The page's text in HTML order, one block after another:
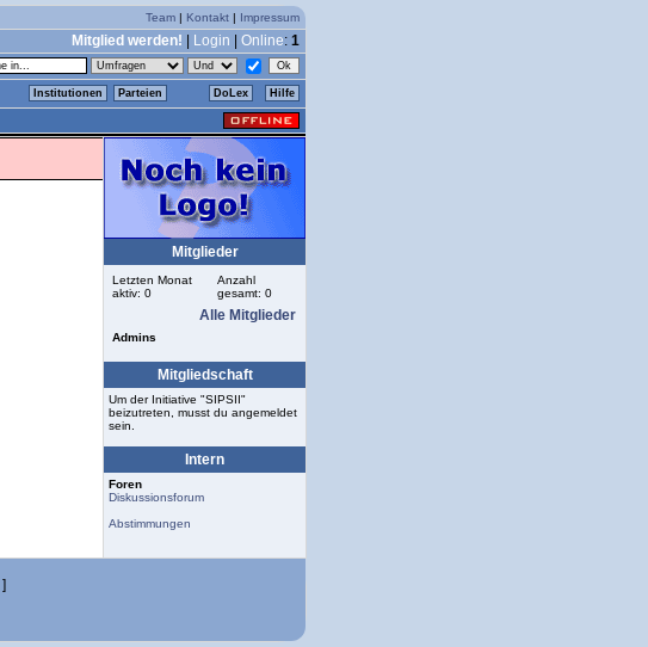
Team | Kontakt | Impressum
Mitglied werden! Login Online: 1
Institutionen Parteien DoLex Hilfe
Mitglieder
Letzten Monat
aktiv: 0
Anzahl
gesamt: 0
Alle Mitglieder
Admins
Mitgliedschaft
Um der Initiative "SIPSII"
beizutreten, musst du angemeldet
sein.
Intern
Foren
Diskussionsforum
Abstimmungen
]